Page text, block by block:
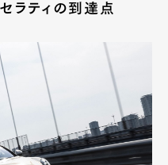
ラティの到達点